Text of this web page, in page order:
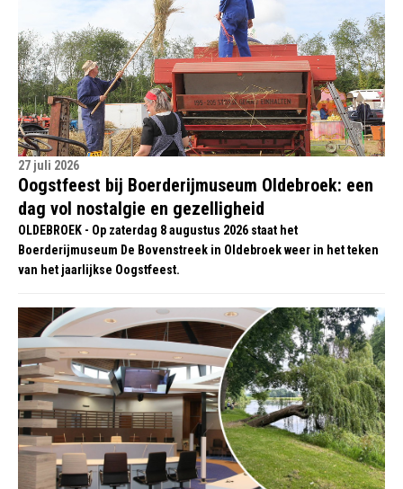
27 juli 2026
Oogstfeest bij Boerderijmuseum Oldebroek: een
dag vol nostalgie en gezelligheid
OLDEBROEK - Op zaterdag 8 augustus 2026 staat het
Boerderijmuseum De Bovenstreek in Oldebroek weer in het teken
van het jaarlijkse Oogstfeest.